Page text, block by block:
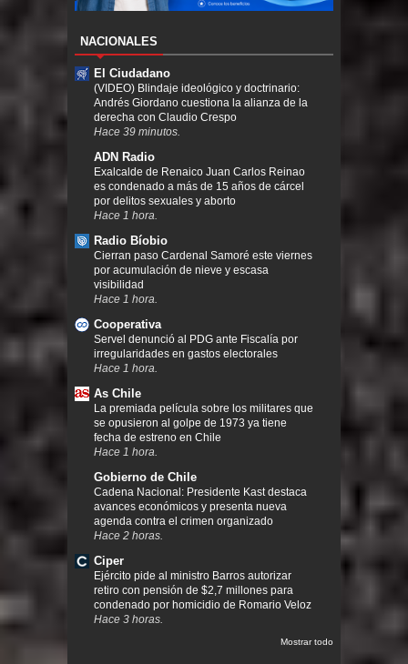
NACIONALES
El Ciudadano
(VIDEO) Blindaje ideológico y doctrinario:
Andrés Giordano cuestiona la alianza de la
derecha con Claudio Crespo
Hace 39 minutos.
ADN Radio
Exalcalde de Renaico Juan Carlos Reinao
es condenado a más de 15 años de cárcel
por delitos sexuales y aborto
Hace 1 hora.
Radio Bíobio
Cierran paso Cardenal Samoré este viernes
por acumulación de nieve y escasa
visibilidad
Hace 1 hora.
Cooperativa
Servel denunció al PDG ante Fiscalía por
irregularidades en gastos electorales
Hace 1 hora.
As Chile
La premiada película sobre los militares que
se opusieron al golpe de 1973 ya tiene
fecha de estreno en Chile
Hace 1 hora.
Gobierno de Chile
Cadena Nacional: Presidente Kast destaca
avances económicos y presenta nueva
agenda contra el crimen organizado
Hace 2 horas.
Ciper
Ejército pide al ministro Barros autorizar
retiro con pensión de $2,7 millones para
condenado por homicidio de Romario Veloz
Hace 3 horas.
Mostrar todo